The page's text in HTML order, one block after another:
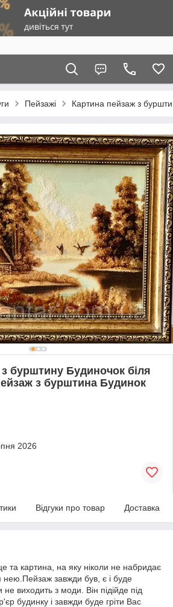
Пейзажі Картина пейзаж з
бурштину Будиночок біля
з бурштина Будинок
2026
Відгуки про товар Доставка
та картина, на яку ніколи не набридає
нею.Пейзаж завжди був, є і буде
не виходить з моди. Він підійде під
будинку і завжди буде гріти Вас